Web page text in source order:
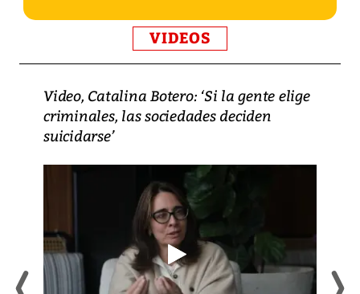
VIDEOS
Video, Catalina Botero: ‘Si la gente elige
criminales, las sociedades deciden
suicidarse’